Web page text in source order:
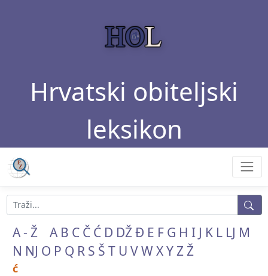
Hrvatski obiteljski
leksikon
A - Ž A B C Č Ć D DŽĐ E F G H I J K L LJ M
N NJ O P Q R S Š T U VW XYZŽ
ć